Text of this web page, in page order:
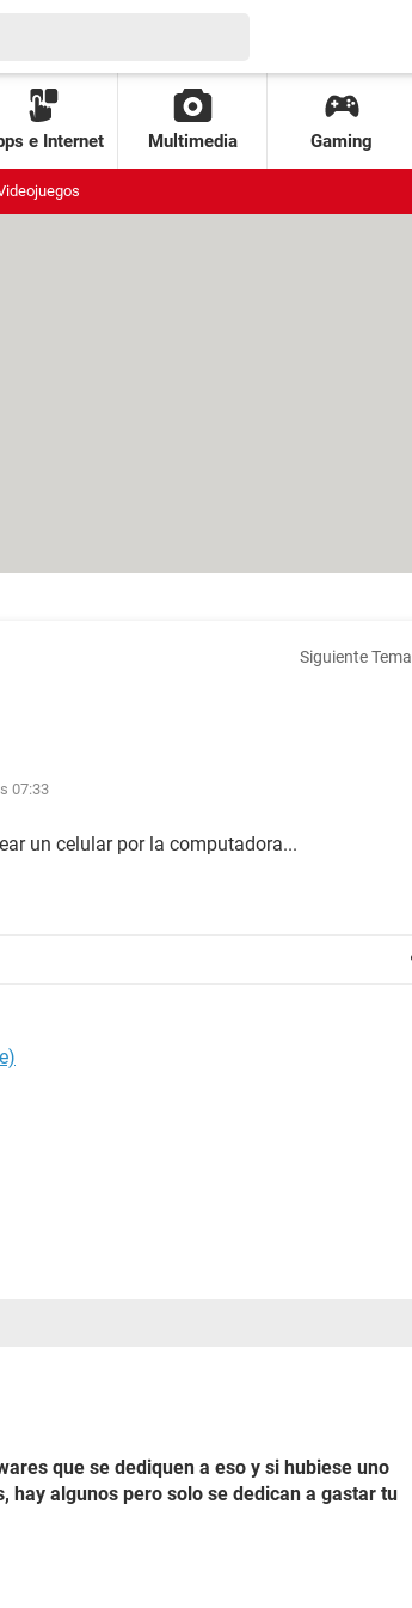
e Internet Multimedia Gaming
Siguiente Tema
07:33
un celular por la computadora...
que se dediquen a eso y si hubiese uno
hay algunos pero solo se dedican a gastar tu